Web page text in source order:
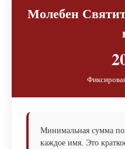
Молебен
Минимальная сумма
каждое имя. Это